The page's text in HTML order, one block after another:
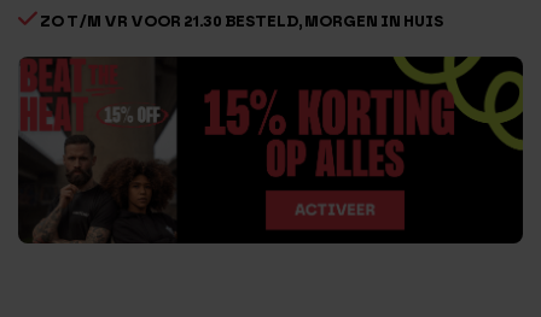
ZO T/M VR VOOR 21.30 BESTELD, MORGEN IN HUIS